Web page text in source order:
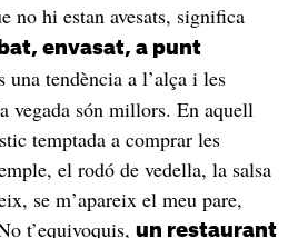
no hi estan avesats, significa
envasat, a punt
una tendència a l’alça i les
vegada són millors. En aquell
temptada a comprar les
el rodó de vedella, la salsa
se m’apareix el meu pare,
t’equivoquis, un restaurant